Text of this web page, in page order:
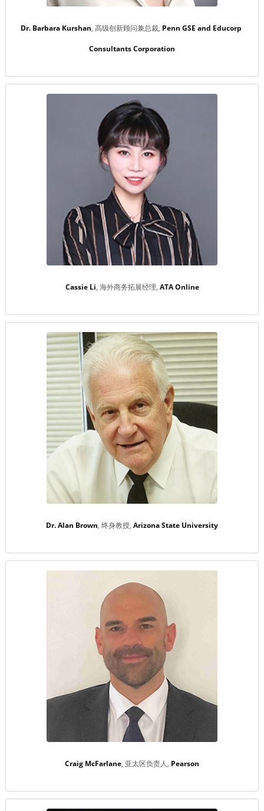
Dr. Barbara Kurshan 高级创新顾问兼总裁 Penn GSE and Educorp
Consultants Corporation
Cassie Li 海外商务拓展经理 ATA Online
Dr. Alan Brown 终身教授 Arizona State University
Craig McFarlane 亚太区负责人 Pearson